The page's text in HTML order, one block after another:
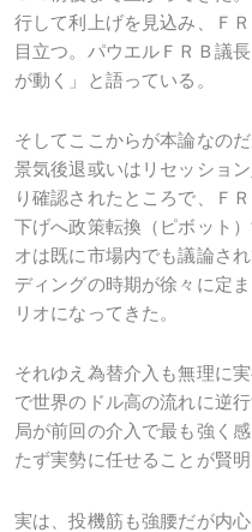
行して利上げを見込み、Ｆ
目立つ。パウエルＦＲＢ議
が動く」と語っている。
そしてここからが本論なの
景気後退或いはリセッショ
り確認されたところで、Ｆ
下げへ政策転換（ピボット
オは既に市場内でも議論さ
ディングの時期が徐々に定
リオになってきた。
それゆえ為替介入も無理に
で世界のドル高の流れに逆
局が前回の介入で最も強く
たず実勢に任せることが賢明
実は、投機筋も強腰だが内